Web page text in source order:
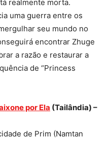
realmente morta.
uma guerra entre os
seu mundo no
encontrar Zhuge
a razão e restaurar a
de “Princess
por Ela (Tailândia) –
de Prim (Namtan